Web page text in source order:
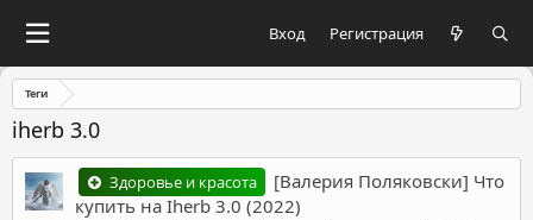
Вход Регистрация
Теги
iherb 3.0
Здоровье и красота
[Валерия Поляковски] Что
купить на Iherb 3.0 (2022)